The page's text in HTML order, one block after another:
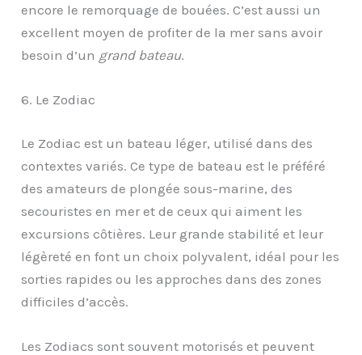
encore le remorquage de bouées. C’est aussi un
excellent moyen de profiter de la mer sans avoir
besoin d’un grand bateau.
6. Le Zodiac
Le Zodiac est un bateau léger, utilisé dans des
contextes variés. Ce type de bateau est le préféré
des amateurs de plongée sous-marine, des
secouristes en mer et de ceux qui aiment les
excursions côtières. Leur grande stabilité et leur
légèreté en font un choix polyvalent, idéal pour les
sorties rapides ou les approches dans des zones
difficiles d’accès.
Les Zodiacs sont souvent motorisés et peuvent